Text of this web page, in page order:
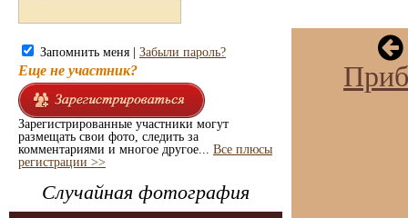
Запомнить меня | Забыли пароль?
Еще не участник?
Зарегистрированные участники могут
размещать свои фото, следить за
комментариями и многое другое... Все плюсы
регистрации >>
Случайная фотография